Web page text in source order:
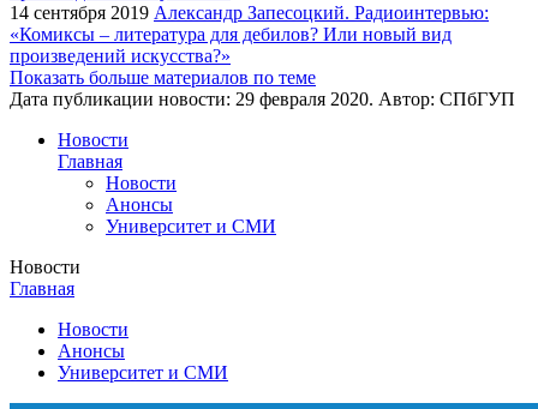
14 сентября 2019 Александр Запесоцкий. Радиоинтервью:
«Комиксы – литература для дебилов? Или новый вид
произведений искусства?»
Показать больше материалов по теме
Дата публикации новости: 29 февраля 2020. Автор: СПбГУП
Новости
Главная
Новости
Анонсы
Университет и СМИ
Новости
Главная
Новости
Анонсы
Университет и СМИ